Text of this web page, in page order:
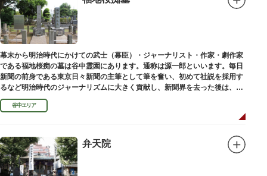
幕末から明治時代にかけての武士（幕臣）・ジャーナリスト・作家・劇作家
である福地桜痴の墓は谷中霊園にあります。通称は源一郎といいます。毎日
新聞の前身である東京日々新聞の主筆として筆を奮い、初めて社説を採用す
るなど明治時代のジャーナリズムに大きく貢献し、新聞界を去った後は、文
学者として活躍しました。
谷中エリア
弁天院